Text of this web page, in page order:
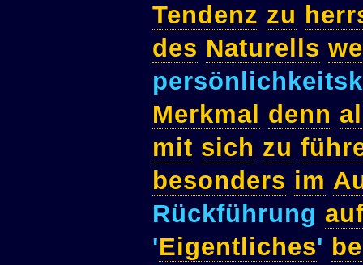
Tendenz zu
des Naturells
Merkmal denn
mit sich zu
besonders im
Rückführung
'Eigentliches'